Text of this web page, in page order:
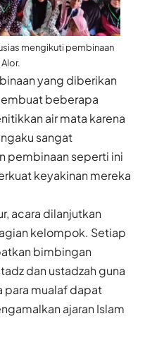
mengikuti pembinaan
yang diberikan
beberapa
air mata karena
sangat
pembinaan seperti ini
keyakinan mereka
acara dilanjutkan
kelompok. Setiap
bimbingan
dan ustadzah guna
para mualaf dapat
ajaran Islam